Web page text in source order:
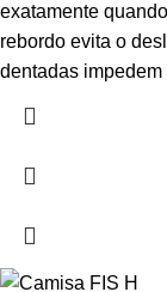
exatamente
rebordo evita o
dentadas